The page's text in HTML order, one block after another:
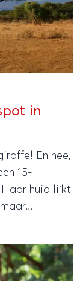
in
En nee,
15-
huid lijkt